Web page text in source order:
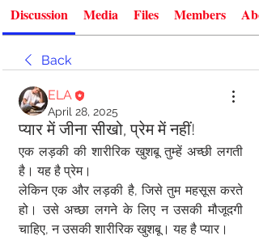
Discussion Media Files Members
Back
ELA
April 28, 2025
प्यार में जीना सीखो, प्रेम में नहीं!
एक लड़की की शारीरिक खुशबू तुम्हें अच्छी लगती
है। यह है प्रेम।
लेकिन एक और लड़की है, जिसे तुम महसूस करते
हो। उसे अच्छा लगने के लिए न उसकी मौजूदगी
चाहिए, न उसकी शारीरिक खुशबू। यह है प्यार।